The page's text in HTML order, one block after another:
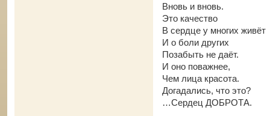
Вновь и вновь.
Это качество
В сердце у многих живёт
И о боли других
Позабыть не даёт.
И оно поважнее,
Чем лица красота.
Догадались, что это?
…Сердец ДОБРОТА.